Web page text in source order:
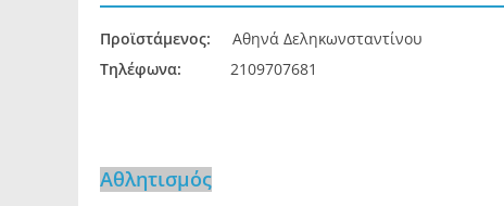
Προϊστάμενος:
Αθηνά Δεληκωνσταντίνου
Τηλέφωνα:
2109707681
Αθλητισμός